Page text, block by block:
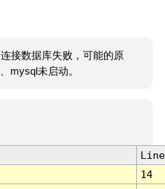
接数据库失败，可能的原
mysql未启动。
Line
14